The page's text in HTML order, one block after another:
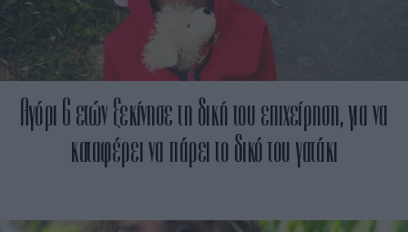
Αγόρι 6 ετών ξεκίνησε τη δική του επιχείρηση, για να
καταφέρει να πάρει το δικό του γατάκι